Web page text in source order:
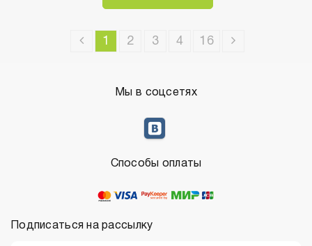
1 2 3 4 16
Мы в соцсетях
Подписаться на рассылку
Способы оплаты